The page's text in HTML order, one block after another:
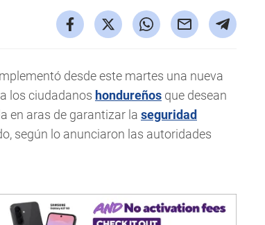
desde este martes una nueva
a los ciudadanos hondureños que desean
en aras de garantizar la seguridad
según lo anunciaron las autoridades